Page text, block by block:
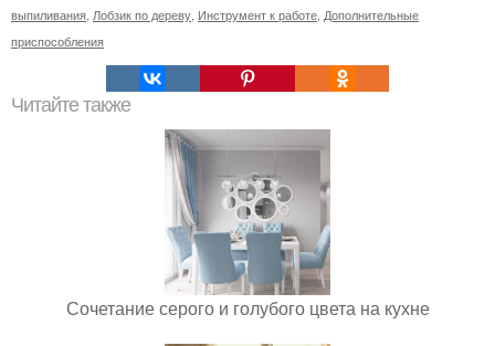
выпиливания Лобзик по дереву Инструмент к работе Дополнительные
приспособления
Читайте также
Сочетание серого и голубого цвета на кухне